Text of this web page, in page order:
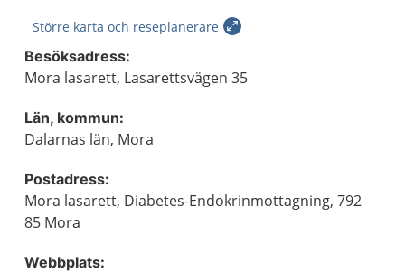
Större karta och reseplanerare
Besöksadress:
Mora lasarett, Lasarettsvägen 35
Län, kommun:
Dalarnas län, Mora
Postadress:
Mora lasarett, Diabetes-Endokrinmottagning, 792
85 Mora
Webbplats: